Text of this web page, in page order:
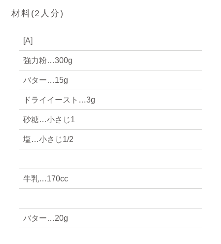
材料(2 人分)
[A]
強力粉…300g
バター…15g
ドライイースト…3g
砂糖…小さじ1
塩…小さじ1/2
牛乳…170cc
バター…20g